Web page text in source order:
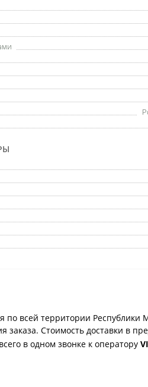
по всей территории Республики
заказа. Стоимость доставки в
в одном звонке к оператору